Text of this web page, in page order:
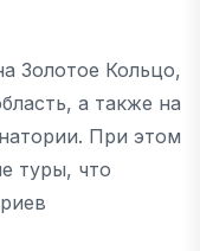
Золотое Кольцо,
а также на
При этом
туры, что